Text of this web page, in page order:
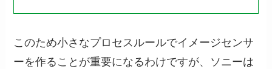
このため小さなプロセスルールでイメージセンサ
ーを作ることが重要になるわけですが、ソニーは